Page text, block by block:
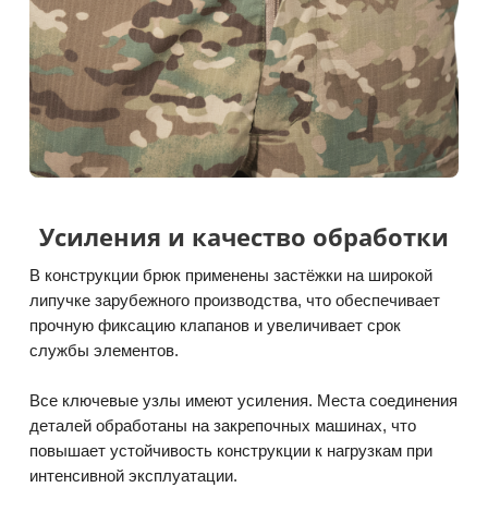
Усиления и качество обработки
В конструкции брюк применены застёжки на широкой
липучке зарубежного производства, что обеспечивает
прочную фиксацию клапанов и увеличивает срок
службы элементов.
Все ключевые узлы имеют усиления. Места соединения
деталей обработаны на закрепочных машинах, что
повышает устойчивость конструкции к нагрузкам при
интенсивной эксплуатации.